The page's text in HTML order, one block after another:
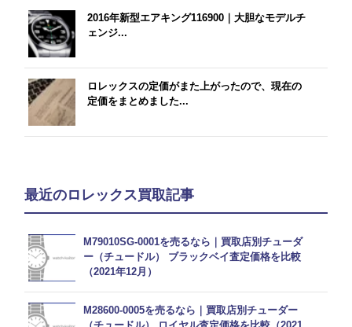
2016年新型エアキング116900｜大胆なモデルチ
ェンジ...
ロレックスの定価がまた上がったので、現在の
定価をまとめました...
最近のロレックス買取記事
M79010SG-0001を売るなら｜買取店別チューダ
ー（チュードル） ブラックベイ査定価格を比較
（2021年12月）
M28600-0005を売るなら｜買取店別チューダー